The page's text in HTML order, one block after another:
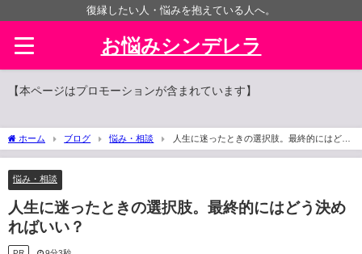
復縁したい人・悩みを抱えている人へ。
お悩みシンデレラ
【本ページはプロモーションが含まれています】
ホーム ブログ 悩み・相談
人生に迷ったときの選択肢。最終的にはどう
決めればいい？
悩み・相談
人生に迷ったときの選択肢。最終的にはどう決め
ればいい？
PR 9分3秒